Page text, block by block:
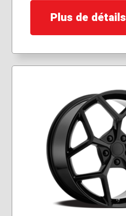
Plus de détails